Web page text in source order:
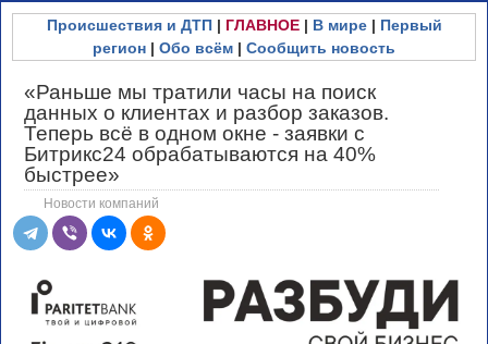
Происшествия и ДТП| ГЛАВНОЕ| В мире| Первый
регион | Обо всём | Сообщить новость
«Раньше мы тратили часы на поиск
данных о клиентах и разбор заказов.
Теперь всё в одном окне - заявки с
Битрикс24 обрабатываются на 40%
быстрее»
Новости компаний